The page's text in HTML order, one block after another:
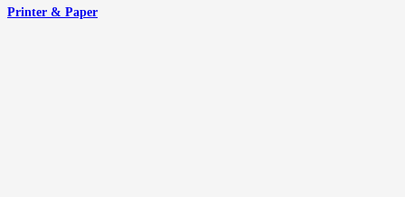
Printer & Paper